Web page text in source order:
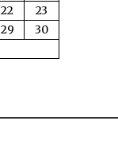
22
23
29
30